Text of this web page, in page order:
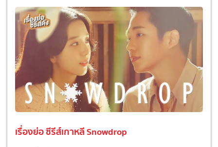
เรื่องย่อ ซีรีส์เกาหลี Snowdrop